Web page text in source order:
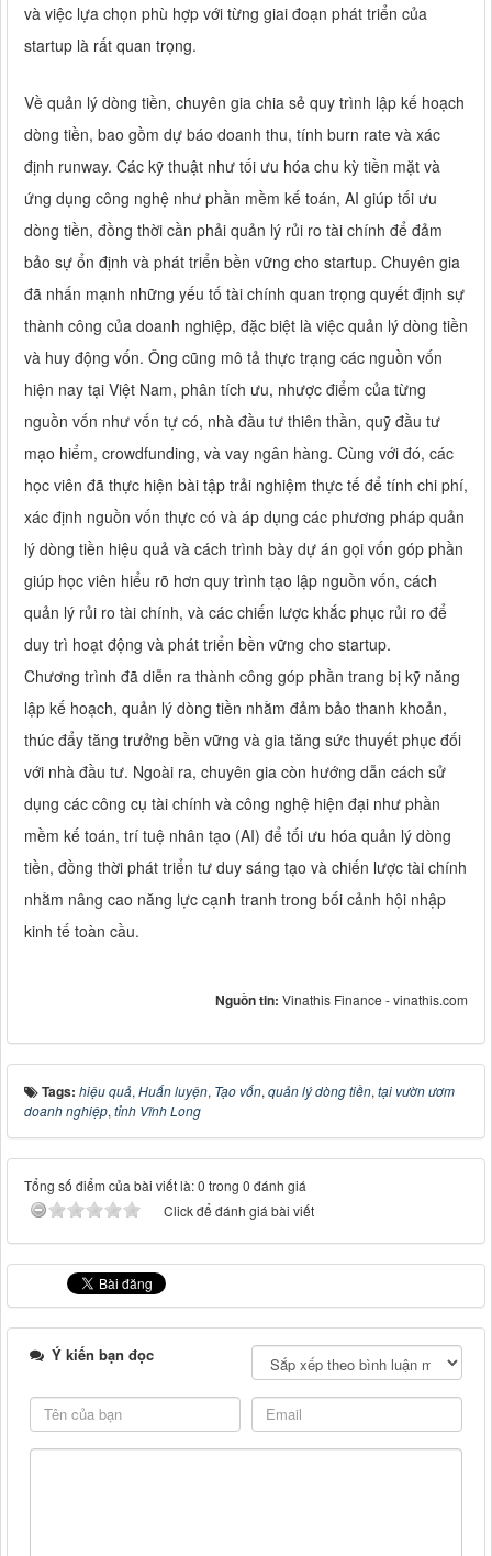
và việc lựa chọn phù hợp với từng giai đoạn phát triển của
startup là rất quan trọng.
Về quản lý dòng tiền, chuyên gia chia sẻ quy trình lập kế hoạch
dòng tiền, bao gồm dự báo doanh thu, tính burn rate và xác
định runway. Các kỹ thuật như tối ưu hóa chu kỳ tiền mặt và
ứng dụng công nghệ như phần mềm kế toán, AI giúp tối ưu
dòng tiền, đồng thời cần phải quản lý rủi ro tài chính để đảm
bảo sự ổn định và phát triển bền vững cho startup. Chuyên gia
đã nhấn mạnh những yếu tố tài chính quan trọng quyết định sự
thành công của doanh nghiệp, đặc biệt là việc quản lý dòng tiền
và huy động vốn. Ông cũng mô tả thực trạng các nguồn vốn
hiện nay tại Việt Nam, phân tích ưu, nhược điểm của từng
nguồn vốn như vốn tự có, nhà đầu tư thiên thần, quỹ đầu tư
mạo hiểm, crowdfunding, và vay ngân hàng. Cùng với đó, các
học viên đã thực hiện bài tập trải nghiệm thực tế để tính chi phí,
xác định nguồn vốn thực có và áp dụng các phương pháp quản
lý dòng tiền hiệu quả và cách trình bày dự án gọi vốn góp phần
giúp học viên hiểu rõ hơn quy trình tạo lập nguồn vốn, cách
quản lý rủi ro tài chính, và các chiến lược khắc phục rủi ro để
duy trì hoạt động và phát triển bền vững cho startup.
Chương trình đã diễn ra thành công góp phần trang bị kỹ năng
lập kế hoạch, quản lý dòng tiền nhằm đảm bảo thanh khoản,
thúc đẩy tăng trưởng bền vững và gia tăng sức thuyết phục đối
với nhà đầu tư. Ngoài ra, chuyên gia còn hướng dẫn cách sử
dụng các công cụ tài chính và công nghệ hiện đại như phần
mềm kế toán, trí tuệ nhân tạo (AI) để tối ưu hóa quản lý dòng
tiền, đồng thời phát triển tư duy sáng tạo và chiến lược tài chính
nhằm nâng cao năng lực cạnh tranh trong bối cảnh hội nhập
kinh tế toàn cầu.
Nguồn tin: Vinathis Finance - vinathis.com
Tags: hiệu quả, Huấn luyện, Tạo vốn, quản lý dòng tiền, tại vườn ươm
doanh nghiệp, tỉnh Vĩnh Long
Tổng số điểm của bài viết là: 0 trong 0 đánh giá
Click để đánh giá bài viết
Ý kiến bạn đọc